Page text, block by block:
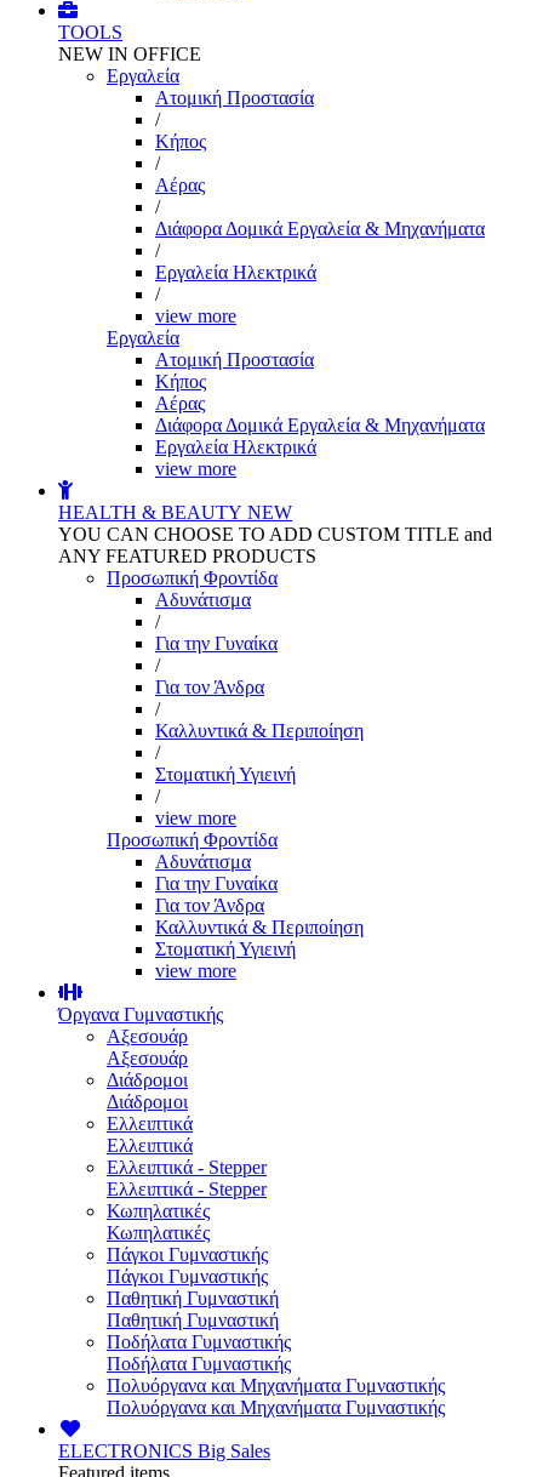
TOOLS
NEW IN OFFICE
Εργαλεία
Aτομική Προστασία
/
Kήπος
/
Αέρας
/
Διάφορα Δομικά Εργαλεία & Μηχανήματα
/
Εργαλεία Ηλεκτρικά
/
view more
Εργαλεία
Aτομική Προστασία
Kήπος
Αέρας
Διάφορα Δομικά Εργαλεία & Μηχανήματα
Εργαλεία Ηλεκτρικά
view more
HEALTH & BEAUTY NEW
YOU CAN CHOOSE TO ADD CUSTOM TITLE and
ANY FEATURED PRODUCTS
Προσωπική Φροντίδα
Αδυνάτισμα
/
Για την Γυναίκα
/
Για τον Άνδρα
/
Καλλυντικά & Περιποίηση
/
Στοματική Υγιεινή
/
view more
Προσωπική Φροντίδα
Αδυνάτισμα
Για την Γυναίκα
Για τον Άνδρα
Καλλυντικά & Περιποίηση
Στοματική Υγιεινή
view more
Όργανα Γυμναστικής
Αξεσουάρ
Αξεσουάρ
Διάδρομοι
Διάδρομοι
Ελλειπτικά
Ελλειπτικά
Ελλειπτικά - Stepper
Ελλειπτικά - Stepper
Κωπηλατικές
Κωπηλατικές
Πάγκοι Γυμναστικής
Πάγκοι Γυμναστικής
Παθητική Γυμναστική
Παθητική Γυμναστική
Ποδήλατα Γυμναστικής
Ποδήλατα Γυμναστικής
Πολυόργανα και Μηχανήματα Γυμναστικής
Πολυόργανα και Μηχανήματα Γυμναστικής
ELECTRONICS Big Sales
Featured items